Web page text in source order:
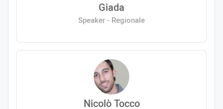
Giada
Speaker - Regionale
Nicolò Tocco